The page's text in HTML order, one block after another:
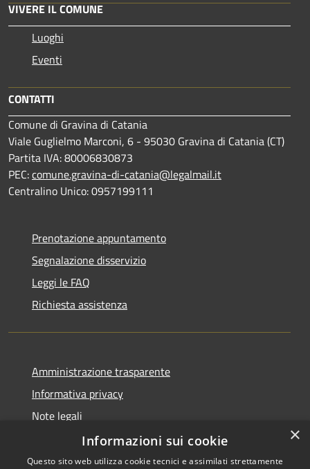
VIVERE IL COMUNE
Luoghi
Eventi
CONTATTI
Comune di Gravina di Catania
Viale Guglielmo Marconi, 6 - 95030 Gravina di Catania (CT)
Partita IVA: 80006830873
PEC:comune.gravina-di-catania@legalmail.it
Centralino Unico: 0957199111
Prenotazione appuntamento
Segnalazione disservizio
Leggi le FAQ
Richiesta assistenza
Amministrazione trasparente
Informativa privacy
Note legali
Dichiarazione di accessibilità
×
Informazioni sui cookie
Questo sito web utilizza cookie tecnici e assimilati strettamente